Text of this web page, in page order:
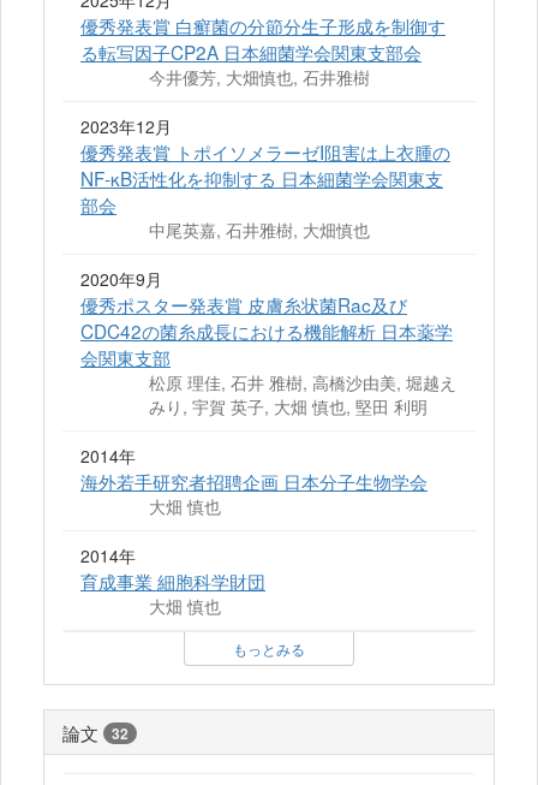
優秀発表賞 白癬菌の分節分生子形成を制御す
る転写因子CP2A 日本細菌学会関東支部会
今井優芳, 大畑慎也, 石井雅樹
2023年12月
優秀発表賞 トポイソメラーゼI阻害は上衣腫の
NF-κB活性化を抑制する 日本細菌学会関東支
部会
中尾英嘉, 石井雅樹, 大畑慎也
2020年9月
優秀ポスター発表賞 皮膚糸状菌Rac及び
CDC42の菌糸成長における機能解析 日本薬学
会関東支部
松原 理佳, 石井 雅樹, 高橋沙由美, 堀越え
みり, 宇賀 英子, 大畑 慎也, 堅田 利明
2014年
海外若手研究者招聘企画 日本分子生物学会
大畑 慎也
2014年
育成事業 細胞科学財団
大畑 慎也
もっとみる
論文 32